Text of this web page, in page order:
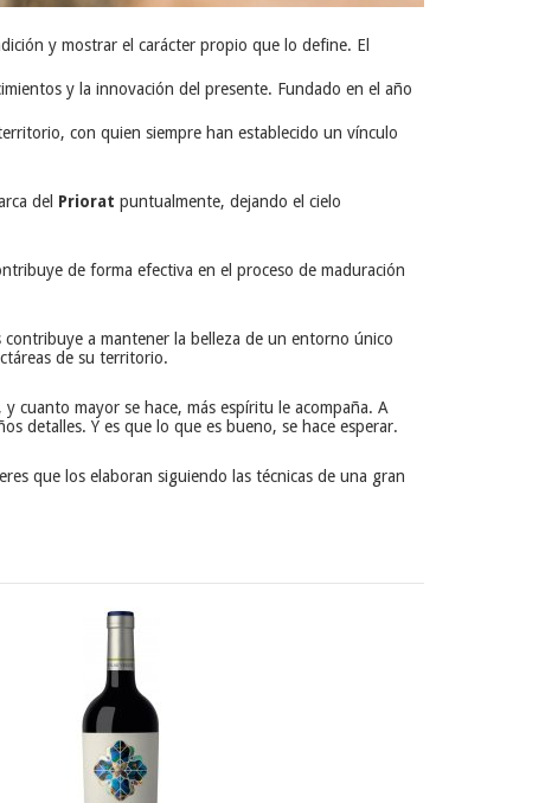
y mostrar el carácter propio que lo define. El
y la innovación del presente. Fundado en el año
con quien siempre han establecido un vínculo
del Priorat puntualmente, dejando el cielo
de forma efectiva en el proceso de maduración
a mantener la belleza de un entorno único
de su territorio.
cuanto mayor se hace, más espíritu le acompaña. A
detalles. Y es que lo que es bueno, se hace esperar.
que los elaboran siguiendo las técnicas de una gran